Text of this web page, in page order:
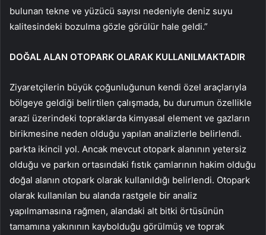
bulunan tekne ve yüzücü sayısı nedeniyle deniz suyu
kalitesindeki bozulma gözle görülür hale geldi.”
DOĞAL ALAN OTOPARK OLARAK KULLANILMAKTADIR
Ziyaretçilerin büyük çoğunluğunun kendi özel araçlarıyla
bölgeye geldiği belirtilen çalışmada, bu durumun özellikle
arazi üzerindeki topraklarda kimyasal element ve gazların
birikmesine neden olduğu yapılan analizlerle belirlendi.
parkta ikincil yol. Ancak mevcut otopark alanının yetersiz
olduğu ve parkın ortasındaki fıstık çamlarının hakim olduğu
doğal alanın otopark olarak kullanıldığı belirlendi. Otopark
olarak kullanılan bu alanda rastgele bir analiz
yapılmamasına rağmen, alandaki alt bitki örtüsünün
tamamına yakınının kaybolduğu görülmüş ve toprak